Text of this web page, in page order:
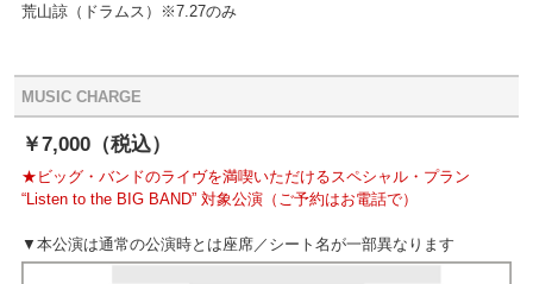
荒山諒（ドラムス）※7.27のみ
MUSIC CHARGE
￥7,000（税込）
★ビッグ・バンドのライヴを満喫いただけるスペシャル・プラン
“Listen to the BIG BAND” 対象公演（ご予約はお電話で）
▼本公演は通常の公演時とは座席／シート名が一部異なります